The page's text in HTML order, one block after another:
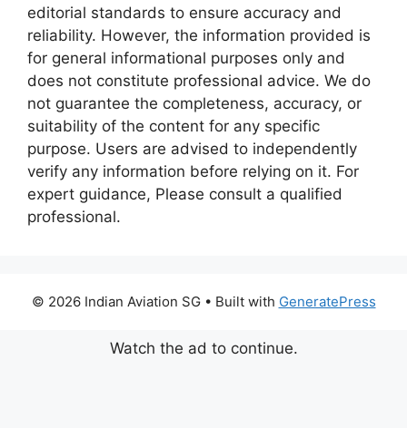
editorial standards to ensure accuracy and
reliability. However, the information provided is
for general informational purposes only and
does not constitute professional advice. We do
not guarantee the completeness, accuracy, or
suitability of the content for any specific
purpose. Users are advised to independently
verify any information before relying on it. For
expert guidance, Please consult a qualified
professional.
© 2026 Indian Aviation SG• Built with GeneratePress
Watch the ad to continue.